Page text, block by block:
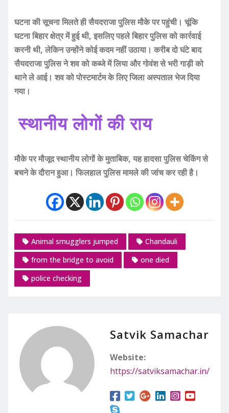
घटना की सूचना मिलते ही सैयदराजा पुलिस मौके पर पहुंची। चूंकि
घटना बिहार क्षेत्र में हुई थी, इसलिए पहले बिहार पुलिस को कार्रवाई
करनी थी, लेकिन उन्होंने कोई कदम नहीं उठाया। करीब दो घंटे बाद
सैयदराजा पुलिस ने शव को कब्जे में लिया और गोवंश से भरी गाड़ी को
थाने ले आई। शव को पोस्टमार्टम के लिए जिला अस्पताल भेज दिया
गया।
स्थानीय लोगों की राय
मौके पर मौजूद स्थानीय लोगों के मुताबिक, यह हादसा पुलिस चेकिंग से
बचने के दौरान हुआ। फिलहाल पुलिस मामले की जांच कर रही है।
Animal smugglers jumped
Chandauli
from the bridge to avoid
one died
police checking
Satvik Samachar
Website:
https://satviksamachar.in/